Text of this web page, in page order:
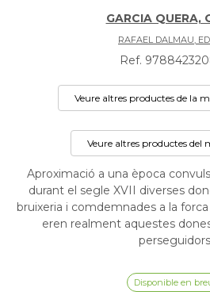
GARCIA QUERA,
RAFAEL DALMAU,
Ref.
Veure altres productes de la
Veure altres productes del
Aproximació a una època
durant el segle XVII diverses
bruixeria i comdemnades a la
eren realment aquestes
Disponible en